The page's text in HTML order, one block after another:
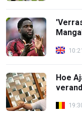
Hoe